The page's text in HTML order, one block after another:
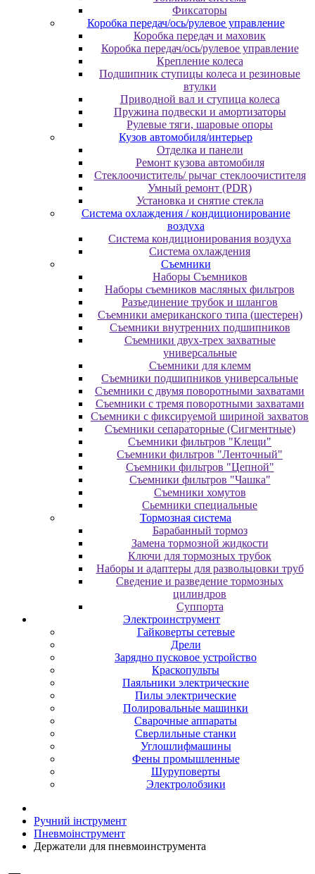
Фиксаторы
Коробка передач/ось/рулевое управление
Коробка передач и маховик
Коробка передач/ось/рулевое управление
Крепление колеса
Подшипник ступицы колеса и резиновые
втулки
Приводной вал и ступица колеса
Пружина подвески и амортизаторы
Рулевые тяги, шаровые опоры
Кузов автомобиля/интерьер
Отделка и панели
Ремонт кузова автомобиля
Стеклоочиститель/ рычаг стеклоочистителя
Умный ремонт (PDR)
Установка и снятие стекла
Система охлаждения / кондиционирование
воздуха
Система кондиционирования воздуха
Система охлаждения
Съемники
Наборы Съемников
Наборы съемников масляных фильтров
Разъединение трубок и шлангов
Съемники американского типа (шестерен)
Съемники внутренних подшипников
Съемники двух-трех захватные
универсальные
Съемники для клемм
Съемники подшипников универсальные
Съемники с двумя поворотными захватами
Съемники с тремя поворотными захватами
Съемники с фиксируемой шириной захватов
Съемники сепараторные (Сигментные)
Съемники фильтров "Клещи"
Съемники фильтров "Ленточный"
Съемники фильтров "Цепной"
Съемники фильтров "Чашка"
Съемники хомутов
Сьемники специальные
Тормозная система
Барабанный тормоз
Замена тормозной жидкости
Ключи для тормозных трубок
Наборы и адаптеры для развольцовки труб
Сведение и разведение тормозных
цилиндров
Суппорта
Электроинструмент
Гайковерты сетевые
Дрели
Зарядно пусковое устройство
Краскопульты
Паяльники электрические
Пилы электрические
Полировальные машинки
Сварочные аппараты
Сверлильные станки
Углошлифмашины
Фены промышленные
Шуруповерты
Электролобзики
Ручний інструмент
Пневмоінструмент
Держатели для пневмоинструмента